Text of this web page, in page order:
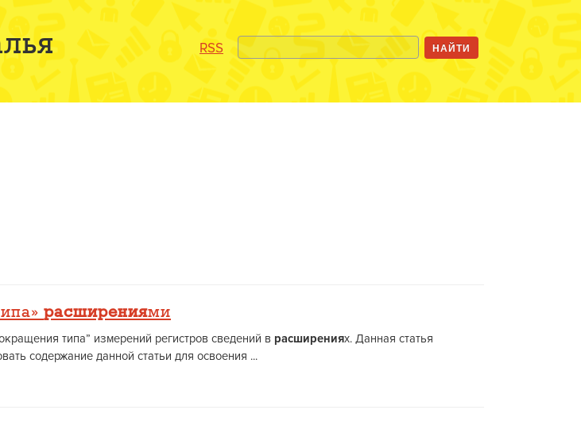
RSS
расширениями
типа” измерений регистров сведений в расширениях. Данная статья
содержание данной статьи для освоения ...